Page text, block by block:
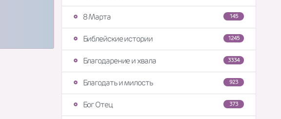
145
8 Марта
1245
Библейские истории
3334
Благодарение и хвала
923
Благодать и милость
373
Бог Отец